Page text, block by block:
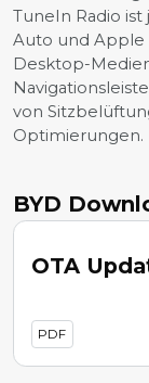
BYD
OTA
PDF
TuneIn Radio
Auto und Apple
Desktop-
von
Optimierungen.